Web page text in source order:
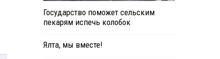
Государство поможет сельским
пекарям испечь колобок
Ялта, мы вместе!